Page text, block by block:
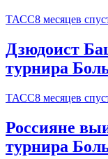
ТАСС8 месяцев
Дзюдоист
турнира
ТАСС8 месяцев
Россияне
турнира